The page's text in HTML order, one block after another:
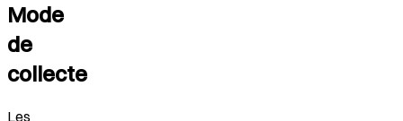
Mode
de
collecte
Les